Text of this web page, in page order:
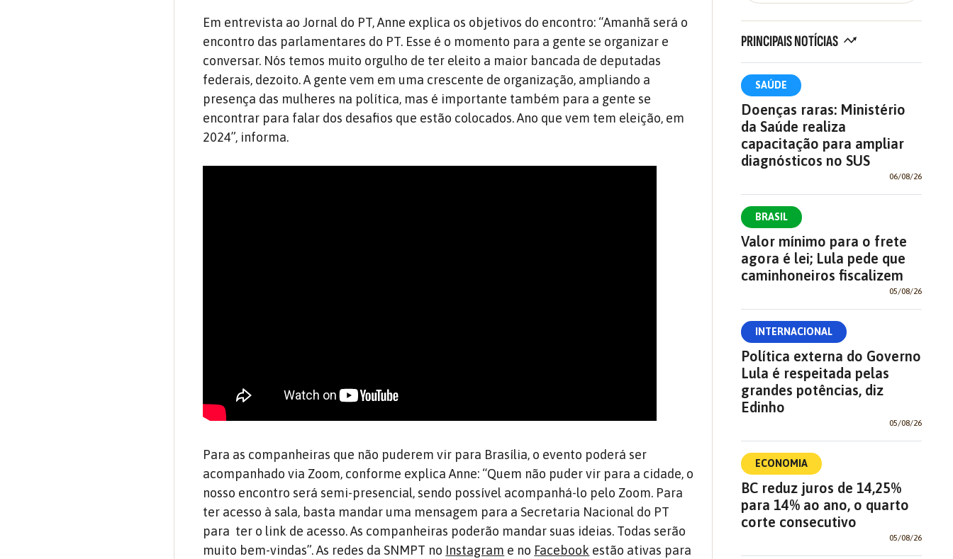
Em entrevista ao Jornal do PT, Anne explica os objetivos do encontro: “Amanhã será o
encontro das parlamentares do PT. Esse é o momento para a gente se organizar e
conversar. Nós temos muito orgulho de ter eleito a maior bancada de deputadas
federais, dezoito. A gente vem em uma crescente de organização, ampliando a
presença das mulheres na política, mas é importante também para a gente se
encontrar para falar dos desafios que estão colocados. Ano que vem tem eleição, em
2024”, informa.
Para as companheiras que não puderem vir para Brasília, o evento poderá ser
acompanhado via Zoom, conforme explica Anne: “Quem não puder vir para a cidade, o
nosso encontro será semi-presencial, sendo possível acompanhá-lo pelo Zoom. Para
ter acesso à sala, basta mandar uma mensagem para a Secretaria Nacional do PT
para ter o link de acesso. As companheiras poderão mandar suas ideias. Todas serão
muito bem-vindas”. As redes da SNMPT no Instagram e no Facebook estão ativas para
PRINCIPAIS NOTÍCIAS
SAÚDE
Doenças raras: Ministério
da Saúde realiza
capacitação para ampliar
diagnósticos no SUS
06/08/26
BRASIL
Valor mínimo para o frete
agora é lei; Lula pede que
caminhoneiros fiscalizem
05/08/26
INTERNACIONAL
Política externa do Governo
Lula é respeitada pelas
grandes potências, diz
Edinho
05/08/26
ECONOMIA
BC reduz juros de 14,25%
para 14% ao ano, o quarto
corte consecutivo
05/08/26